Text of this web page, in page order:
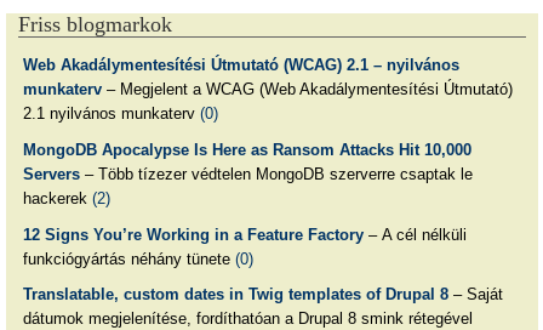
Friss blogmarkok
Web Akadálymentesítési Útmutató (WCAG) 2.1 – nyilvános
munkaterv– Megjelent a WCAG (Web Akadálymentesítési Útmutató)
2.1 nyilvános munkaterv (0)
MongoDB Apocalypse Is Here as Ransom Attacks Hit 10,000
Servers– Több tízezer védtelen MongoDB szerverre csaptak le
hackerek (2)
12 Signs You’re Working in a Feature Factory– A cél nélküli
funkciógyártás néhány tünete (0)
Translatable, custom dates in Twig templates of Drupal 8– Saját
dátumok megjelenítése, fordíthatóan a Drupal 8 smink rétegével